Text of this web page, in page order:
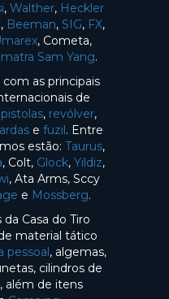
, Walther, Heckler
, Beeman, SIG, FX,
, Cometa,
Sam Yang.
as principais
de
pistolas, revólver,
e fuzil. Entre
estão: Taurus,
, Colt, Glock, Yildiz,
, Ata Arms, Sccy
e Mossberg.
Casa do Tiro
material tático
pessoal, algemas,
cilindros de
além de itens